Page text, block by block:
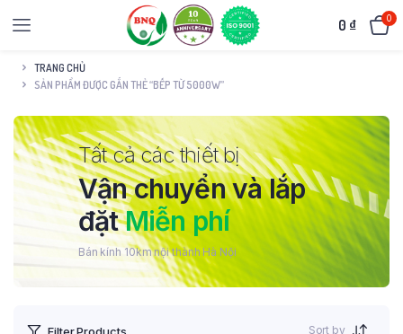
0 ₫ 0
TRANG CHỦ
SẢN PHẨM ĐƯỢC GẮN THẺ “BẾP TỪ 5000W”
Tất cả các thiết bị
Vận chuyển và lắp
đặtMiễn phí
Bán kính 10km nội thành Hà Nội
Filter Products Sort by